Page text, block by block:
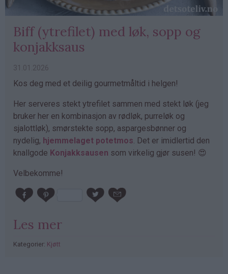
Biff (ytrefilet) med løk, sopp og
konjakksaus
31.01.2026
Kos deg med et deilig gourmetmåltid i helgen!
Her serveres stekt ytrefilet sammen med stekt løk (jeg
bruker her en kombinasjon av rødløk, purreløk og
sjalottløk), smørstekte sopp, aspargesbønner og
nydelig, hjemmelaget potetmos. Det er imidlertid den
knallgode Konjakksausen som virkelig gjør susen! 😍
Velbekomme!
Les mer
Kategorier: Kjøtt